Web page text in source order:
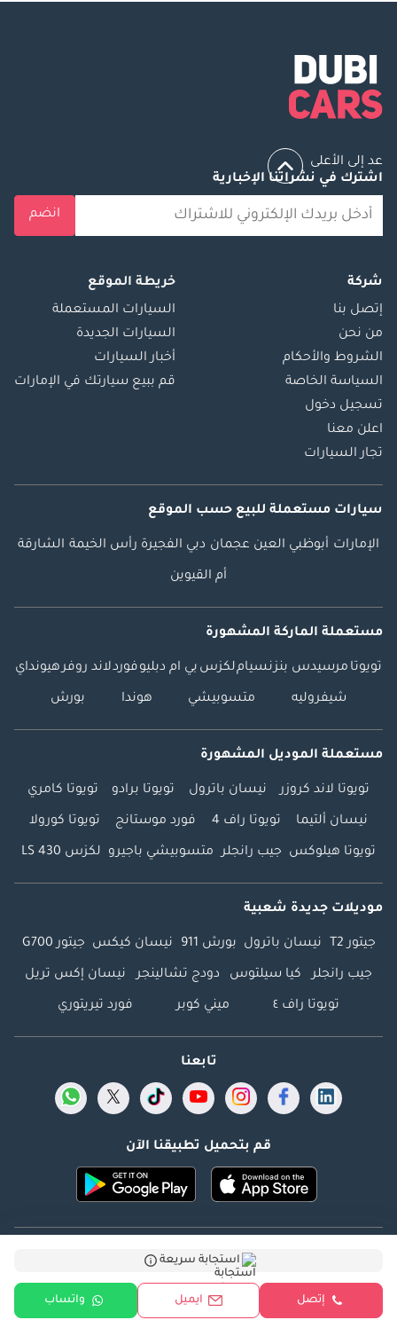
استجابة سريعة
إتصل ايميل واتساب
عد إلى الأعلى
اشترك في نشراتنا الإخبارية
انضم
شركة
إتصل بنا
من نحن
الشروط والأحكام
السياسة الخاصة
تسجيل دخول
اعلن معنا
تجار السيارات
خريطة الموقع
السيارات المستعملة
السيارات الجديدة
أخبار السيارات
قم ببيع سيارتك في الإمارات
سيارات مستعملة للبيع حسب الموقع
الإمارات أبوظبي العين عجمان دبي الفجيرة رأس الخيمة الشارقة
أم القيوين
مستعملة الماركة المشهورة
تويوتا مرسيدس بنزنسياملكزس بي ام دبليوفوردلاند روفرهيونداي
شيفروليه متسوبيشي هوندا بورش
مستعملة الموديل المشهورة
تويوتا لاند كروزر نيسان باترول تويوتا برادو تويوتا كامري
نيسان ألتيما تويوتا راف 4 فورد موستانج تويوتا كورولا
تويوتا هيلوكس جيب رانجلر متسوبيشي باجيرو لكزس LS 430
موديلات جديدة شعبية
جيتور T2 نيسان باترول بورش 911 نيسان كيكس جيتور G700
جيب رانجلر كيا سيلتوس دودج تشالينجر نيسان إكس تريل
تويوتا راف ٤ ميني كوبر فورد تيريتوري
تابعنا
قم بتحميل تطبيقنا الآن
Dubicars.com @ 2026. جميع الحقوق محفوظة.
العنوان: 2114 ، برج شذى ، المدينة الإعلامية ، دبي ، الإمارات